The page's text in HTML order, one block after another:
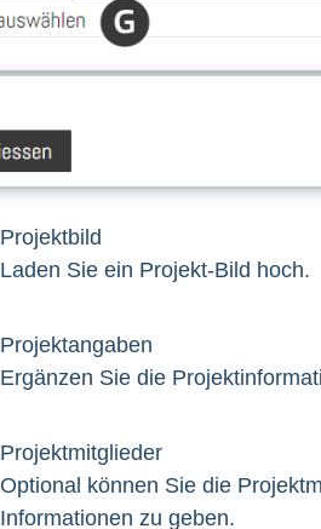
Projektbild
Laden Sie ein Projekt-Bild hoch.
Projektangaben
Ergänzen Sie die
Projektmitglieder
Optional können Sie die
Informationen zu geben.